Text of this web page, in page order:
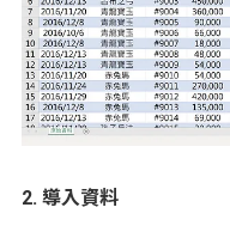
2. 導入資料